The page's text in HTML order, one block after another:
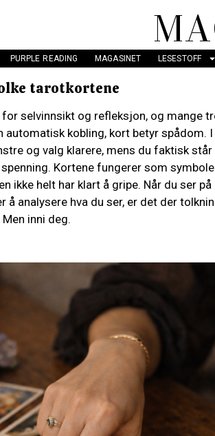
PURPLE READING MAGASINET LESESTOFF
tarotkortene
selvinnsikt og refleksjon, og mange
automatisk kobling, kort betyr spådom.
og valg klarere, mens du faktisk
Kortene fungerer som
ikke helt har klart å gripe. Når du ser
å analysere hva du ser, er det der
inni deg.